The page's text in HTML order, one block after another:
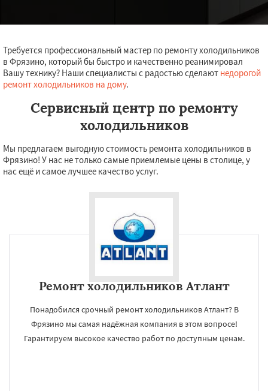
Требуется профессиональный мастер по ремонту холодильников
в Фрязино, который бы быстро и качественно реанимировал
Вашу технику? Наши специалисты с радостью сделают недорогой
ремонт холодильников на дому.
Сервисный центр по ремонту
холодильников
Мы предлагаем выгодную стоимость ремонта холодильников в
Фрязино! У нас не только самые приемлемые цены в столице, у
нас ещё и самое лучшее качество услуг.
Ремонт холодильников Атлант
Понадобился срочный ремонт холодильников Атлант? В
Фрязино мы самая надёжная компания в этом вопросе!
Гарантируем высокое качество работ по доступным ценам.